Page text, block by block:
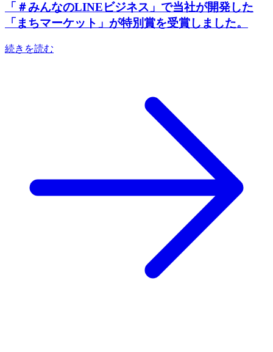
「＃みんなのLINEビジネス」で当社が開発した
「まちマーケット」が特別賞を受賞しました。
続きを読む